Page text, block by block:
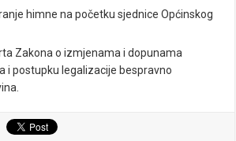
himne na početku sjednice Općinskog
Zakona o izmjenama i dopunama
i postupku legalizacije bespravno